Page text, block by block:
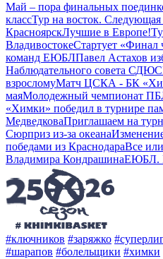
Май – пора финальных
классТур на восток. Следующая
КрасноярскЛучшие в Европе!
ВладивостокеСтартует «Финал
команд ЕЮБЛПавел Астахов
Наблюдательного совета
взросломуМатч ЦСКА - БК
маяМолодежный чемпионат
«Химки» победил в турнире
МедведковаПриглашаем на
Сюрприз из-за океана
победами из КраснодараВсе
Владимира КондрашинаЕЮБЛ.
#ключников #заряжко
#шарапов #болельщики #химки